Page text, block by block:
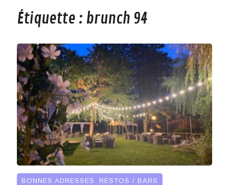
Étiquette : brunch 94
BONNES ADRESSES RESTOS / BARS